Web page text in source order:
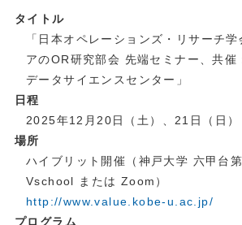
タイトル
「日本オペレーションズ・リサーチ
アのOR研究部会 先端セミナー、共催
データサイエンスセンター」
日程
2025年12月20日（土）、21日（日）
場所
ハイブリット開催（神戸大学 六甲台
Vschool または Zoom）
http://www.value.kobe-u.ac.jp/
プログラム